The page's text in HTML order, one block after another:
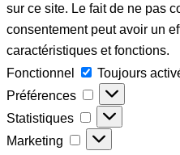
sur ce site. Le fait de ne pas
consentement peut avoir un
caractéristiques et fonctions.
Fonctionnel
Fonctionnel
Toujours
Préférences
Préférences
Statistiques
Statistiques
Marketing
Marketing